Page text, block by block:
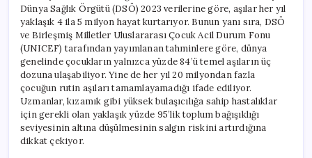
Dünya Sağlık Örgütü (DSÖ) 2023 verilerine göre, aşılar her yıl
yaklaşık 4 ila 5 milyon hayat kurtarıyor. Bunun yanı sıra, DSÖ
ve Birleşmiş Milletler Uluslararası Çocuk Acil Durum Fonu
(UNICEF) tarafından yayımlanan tahminlere göre, dünya
genelinde çocukların yalnızca yüzde 84’ü temel aşıların üç
dozuna ulaşabiliyor. Yine de her yıl 20 milyondan fazla
çocuğun rutin aşıları tamamlayamadığı ifade ediliyor.
Uzmanlar, kızamık gibi yüksek bulaşıcılığa sahip hastalıklar
için gerekli olan yaklaşık yüzde 95’lik toplum bağışıklığı
seviyesinin altına düşülmesinin salgın riskini artırdığına
dikkat çekiyor.